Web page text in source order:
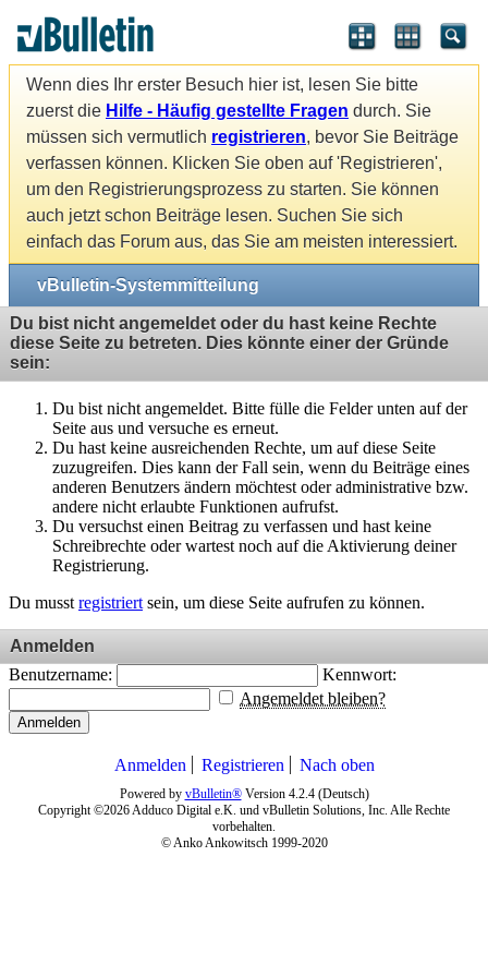
Wenn dies Ihr erster Besuch hier ist, lesen Sie bitte
zuerst die Hilfe - Häufig gestellte Fragen durch. Sie
müssen sich vermutlich registrieren, bevor Sie Beiträge
verfassen können. Klicken Sie oben auf 'Registrieren',
um den Registrierungsprozess zu starten. Sie können
auch jetzt schon Beiträge lesen. Suchen Sie sich
einfach das Forum aus, das Sie am meisten interessiert.
vBulletin-Systemmitteilung
Du bist nicht angemeldet oder du hast keine Rechte
diese Seite zu betreten. Dies könnte einer der Gründe
sein:
Du bist nicht angemeldet. Bitte fülle die Felder unten auf der
Seite aus und versuche es erneut.
Du hast keine ausreichenden Rechte, um auf diese Seite
zuzugreifen. Dies kann der Fall sein, wenn du Beiträge eines
anderen Benutzers ändern möchtest oder administrative bzw.
andere nicht erlaubte Funktionen aufrufst.
Du versuchst einen Beitrag zu verfassen und hast keine
Schreibrechte oder wartest noch auf die Aktivierung deiner
Registrierung.
Du musst registriert sein, um diese Seite aufrufen zu können.
Anmelden
Benutzername:
Kennwort:
Angemeldet bleiben?
Anmelden
Anmelden Registrieren Nach oben
Powered by vBulletin®Version 4.2.4 (Deutsch)
Copyright ©2026 Adduco Digital e.K. und vBulletin Solutions, Inc. Alle Rechte
vorbehalten.
© Anko Ankowitsch 1999-2020